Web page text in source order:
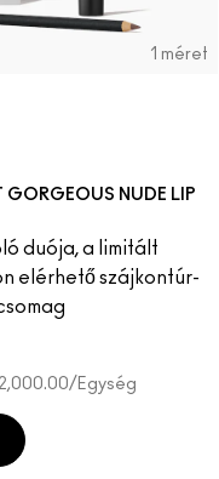
1 méret
GORGEOUS NUDE LIP
duója, a limitált
elérhető szájkontúr-
/Egység